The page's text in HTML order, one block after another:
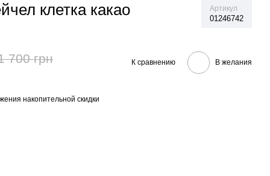
клетка какао Артикул
01246742
700 грн К сравнению В желания
накопительной скидки